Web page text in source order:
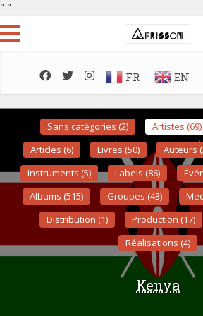
" "
FR EN
Sans catégories (2) Artistes (69)
Articles (6)
Livres (50) Auteurs
Instruments (5)
Labels (86)
Albums (515)
Groupes (43)
Distribution (1)
Production (17)
Réalisations (4)
Kenya